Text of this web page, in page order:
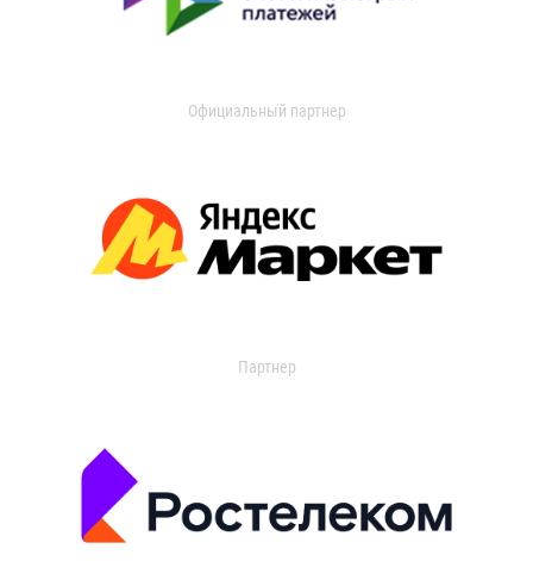
Официальный партнер
Партнер